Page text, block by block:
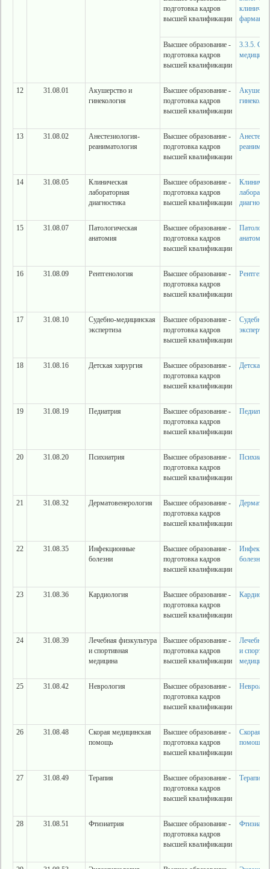
подготовка кадров
высшей квалификации
Высшее образование -
подготовка кадров
высшей квалификации
3.3.5.
медицина
12 31.08.01
Акушерство и
гинекология
Высшее образование -
подготовка кадров
высшей квалификации
13 31.08.02
Анестезиология-
реаниматология
Высшее образование -
подготовка кадров
высшей квалификации
14 31.08.05
Клиническая
лабораторная
диагностика
Высшее образование -
подготовка кадров
высшей квалификации
15 31.08.07
Патологическая
анатомия
Высшее образование -
подготовка кадров
высшей квалификации
анатомия
16 31.08.09 Рентгенология
Высшее образование -
подготовка кадров
высшей квалификации
17 31.08.10
Судебно-медицинская
экспертиза
Высшее образование -
подготовка кадров
высшей квалификации
Судебно-
18 31.08.16 Детская хирургия
Высшее образование -
подготовка кадров
высшей квалификации
Детская
19 31.08.19 Педиатрия
Высшее образование -
подготовка кадров
высшей квалификации
20 31.08.20 Психиатрия
Высшее образование -
подготовка кадров
высшей квалификации
21 31.08.32 Дерматовенерология
Высшее образование -
подготовка кадров
высшей квалификации
22 31.08.35
Инфекционные
болезни
Высшее образование -
подготовка кадров
высшей квалификации
болезни
23 31.08.36 Кардиология
Высшее образование -
подготовка кадров
высшей квалификации
24 31.08.39
Лечебная физкультура
и спортивная
медицина
Высшее образование -
подготовка кадров
высшей квалификации
Лечебная
и
медицина
25 31.08.42 Неврология
Высшее образование -
подготовка кадров
высшей квалификации
26 31.08.48
Скорая медицинская
помощь
Высшее образование -
подготовка кадров
высшей квалификации
Скорая
помощь
27 31.08.49 Терапия
Высшее образование -
подготовка кадров
высшей квалификации
Терапия
28 31.08.51 Фтизиатрия
Высшее образование -
подготовка кадров
высшей квалификации